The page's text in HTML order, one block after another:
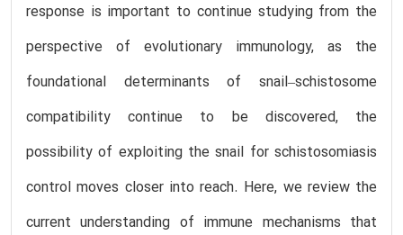
response is important to continue studying from the
perspective of evolutionary immunology, as the
foundational determinants of snail–schistosome
compatibility continue to be discovered, the
possibility of exploiting the snail for schistosomiasis
control moves closer into reach. Here, we review the
current understanding of immune mechanisms that